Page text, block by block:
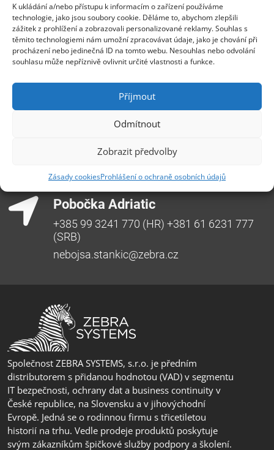
K ukládání a/nebo přístupu k informacím o zařízení používáme
technologie, jako jsou soubory cookie. Děláme to, abychom zlepšili
zážitek z prohlížení a zobrazovali personalizované reklamy. Souhlas s
těmito technologiemi nám umožní zpracovávat údaje, jako je chování při
procházení nebo jedinečná ID na tomto webu. Nesouhlas nebo odvolání
souhlasu může nepříznivě ovlivnit určité vlastnosti a funkce.
Příjmout
Odmítnout
Zobrazit předvolby
Zásady cookiesProhlášení o ochraně osobních údajů
Opavská 6230/29a,708 00 Ostrava-Poruba
Česká republika, +420 596 912 961,
info@zebra.cz
Pobočka Hradec Králové
Třída SNP 402/48, 500 03 Hradec Králové
Česká republika, +420 491 615 380,
pobockaHK@zebra.cz
Pobočka Slovensko
erik.leo@zebra.cz
Pobočka Adriatic
+385 99 3241 770 (HR) +381 61 6231 777
(SRB)
nebojsa.stankic@zebra.cz
Společnost ZEBRA SYSTEMS, s.r.o. je předním
distributorem s přidanou hodnotou (VAD) v segmentu
IT bezpečnosti, ochrany dat a business continuity v
České republice, na Slovensku a v jihovýchodní
Evropě. Jedná se o rodinnou firmu s třicetiletou
historií na trhu. Vedle prodeje produktů poskytuje
svým zákazníkům špičkové služby podpory a školení.